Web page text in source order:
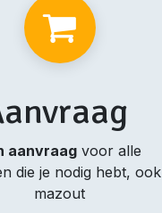
aanvraag voor alle
die je nodig hebt, ook
mazout